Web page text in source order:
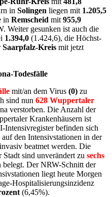
in Solingen liegen mit 1.205,5
in Remscheid mit 955,9
Weiter gesunken ist auch die
1.394,0 (1.424,6), die Höchst-
Saarpfalz-Kreis mit jetzt
Todesfälle
mit/an dem Virus (0) zu
sind nun 628 Wuppertaler
verstorben. Die Anzahl der
Krankenhäusern ist
befinden sich
auf den Intensivstationen in der
beatmet werden. Die
sind unverändert zu sechs
belegt. Der NRW-Schnitt der
liegt heute Morgen
Hospitalisierungsinzidenz
(6,45%).